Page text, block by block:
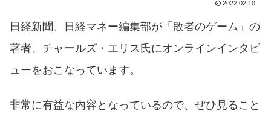
2022.02.10
日経新聞、日経マネー編集部が「敗者のゲーム」の
著者、チャールズ・エリス氏にオンラインインタビ
ューをおこなっています。
非常に有益な内容となっているので、ぜひ見ること